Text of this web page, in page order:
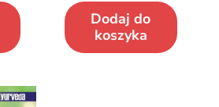
Dodaj do
koszyka